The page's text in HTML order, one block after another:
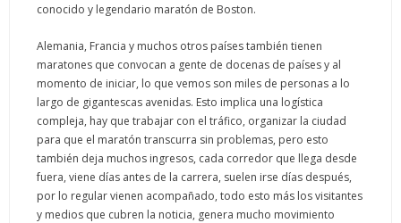
conocido y legendario maratón de Boston.
Alemania, Francia y muchos otros países también tienen
maratones que convocan a gente de docenas de países y al
momento de iniciar, lo que vemos son miles de personas a lo
largo de gigantescas avenidas. Esto implica una logística
compleja, hay que trabajar con el tráfico, organizar la ciudad
para que el maratón transcurra sin problemas, pero esto
también deja muchos ingresos, cada corredor que llega desde
fuera, viene días antes de la carrera, suelen irse días después,
por lo regular vienen acompañado, todo esto más los visitantes
y medios que cubren la noticia, genera mucho movimiento